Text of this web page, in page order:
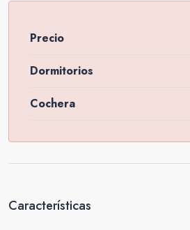
Precio
Dormitorios
Cochera
Características